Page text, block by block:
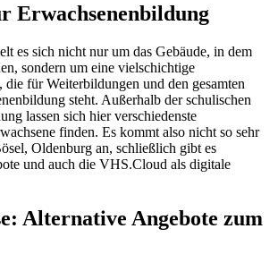
Erwachsenenbildung
es sich nicht nur um das Gebäude, in dem
sondern um eine vielschichtige
für Weiterbildungen und den gesamten
steht. Außerhalb der schulischen
lassen sich hier verschiedenste
finden. Es kommt also nicht so sehr
Oldenburg an, schließlich gibt es
und auch die VHS.Cloud als digitale
Alternative Angebote zum